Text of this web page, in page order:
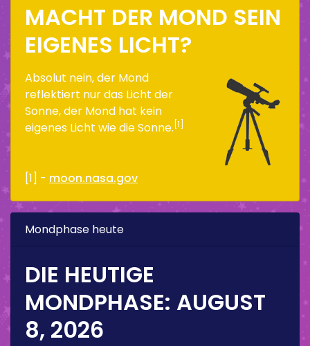
MACHT DER MOND SEIN
EIGENES LICHT?
Absolut nein, der Mond
reflektiert nur das Licht der
Sonne, der Mond hat kein
eigenes Licht wie die Sonne. [1]
[1] - moon.nasa.gov
Mondphase heute
DIE HEUTIGE
MONDPHASE: AUGUST
8, 2026